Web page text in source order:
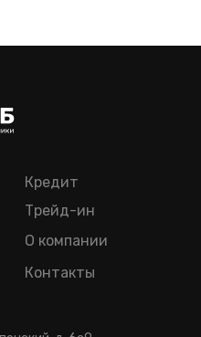
Кредит
Трейд-ин
О компании
Контакты